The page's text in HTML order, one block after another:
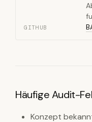
GITHUB
Häufige Audit-
Konzept